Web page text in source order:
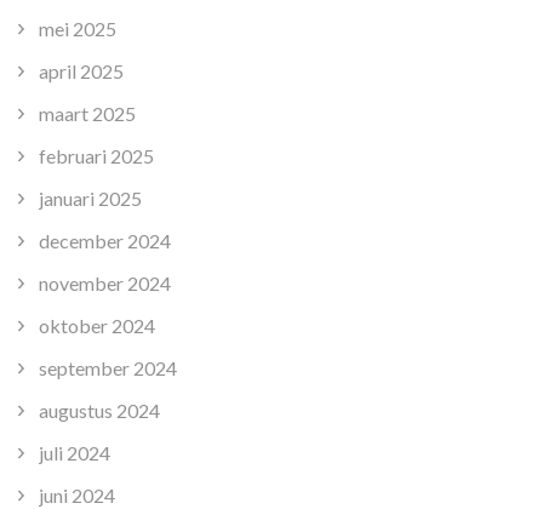
mei 2025
april 2025
maart 2025
februari 2025
januari 2025
december 2024
november 2024
oktober 2024
september 2024
augustus 2024
juli 2024
juni 2024